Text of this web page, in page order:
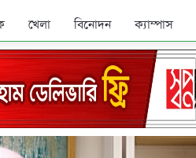
খেলা বিনোদন ক্যাম্পাস